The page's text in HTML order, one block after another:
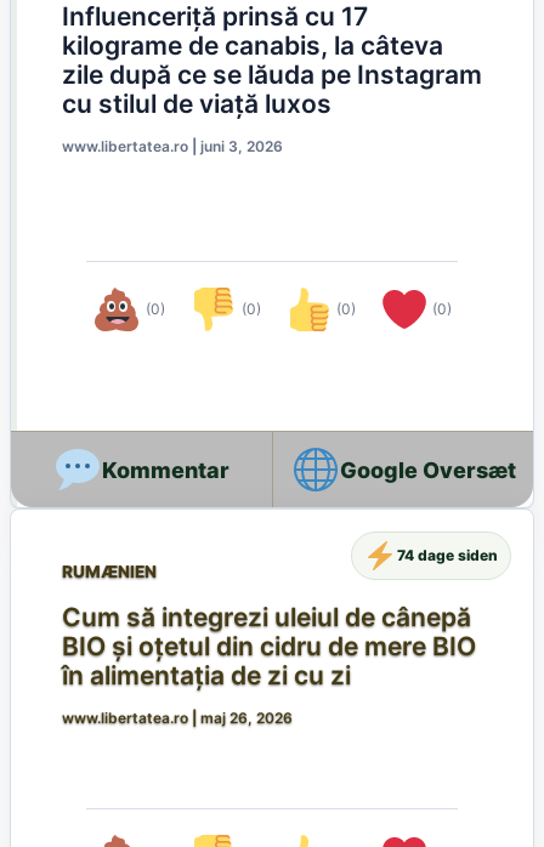
Influenceriță prinsă cu 17
kilograme de canabis, la câteva
zile după ce se lăuda pe Instagram
cu stilul de viață luxos
www.libertatea.ro juni 3, 2026
(0) (0) (0) (0)
Google Oversæt
RUMÆNIEN
Cum să integrezi uleiul de cânepă
BIO și oțetul din cidru de mere BIO
în alimentația de zi cu zi
www.libertatea.ro maj 26, 2026
74 dage siden